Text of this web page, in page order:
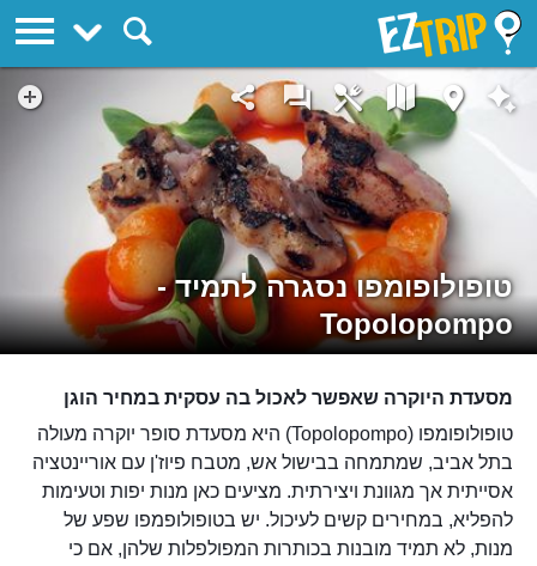
טופולופומפו נסגרה לתמיד -
Topolopompo
מסעדת היוקרה שאפשר לאכול בה עסקית במחיר הוגן
טופולופומפו (Topolopompo) היא מסעדת סופר יוקרה מעולה
בתל אביב, שמתמחה בבישול אש, מטבח פיוז'ן עם אוריינטציה
אסייתית אך מגוונת ויצירתית. מציעים כאן מנות יפות וטעימות
להפליא, במחירים קשים לעיכול. יש בטופולופמפו שפע של
מנות, לא תמיד מובנות בכותרות המפולפלות שלהן, אם כי
EZTrip